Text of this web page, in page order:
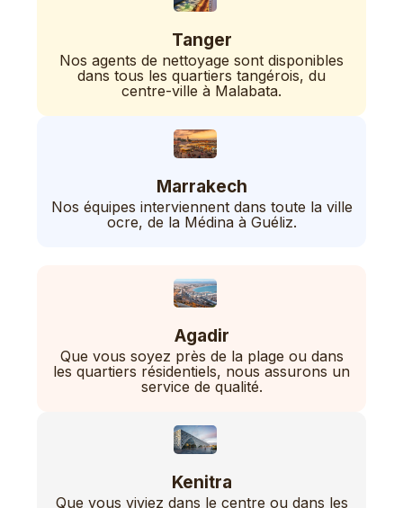
Tanger
Nos agents de nettoyage sont disponibles
dans tous les quartiers tangérois, du
centre-ville à Malabata.
Marrakech
Nos équipes interviennent dans toute la ville
ocre, de la Médina à Guéliz.
Agadir
Que vous soyez près de la plage ou dans
les quartiers résidentiels, nous assurons un
service de qualité.
Kenitra
Que vous viviez dans le centre ou dans les